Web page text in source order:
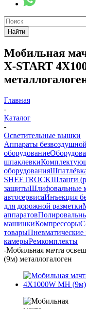
Найти
Мобильная
X-START
Главная
-
Каталог
-
Осветительные вышки
Аппараты
оборудование
шпаклевки
оборудования
SHEETROCKШланги
защитыШлифовальные
автосервисаИнъекция
для дорожной разметки
аппаратов
машинкиКомпрессоры
товарыПневматические
камерыРемкомплекты
-Мобильная мачта
(9м) металлогалоген